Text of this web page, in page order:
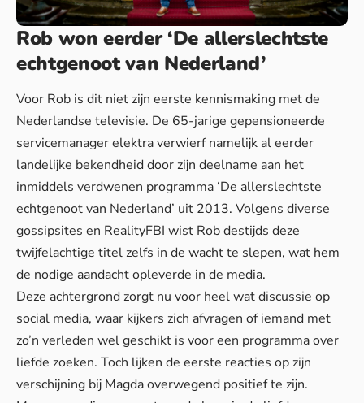
Rob won eerder ‘De allerslechtste
echtgenoot van Nederland’
Voor Rob is dit niet zijn eerste kennismaking met de
Nederlandse televisie. De 65-jarige gepensioneerde
servicemanager elektra verwierf namelijk al eerder
landelijke bekendheid door zijn deelname aan het
inmiddels verdwenen programma ‘De allerslechtste
echtgenoot van Nederland’ uit 2013. Volgens diverse
gossipsites en RealityFBI wist Rob destijds deze
twijfelachtige titel zelfs in de wacht te slepen, wat hem
de nodige aandacht opleverde in de media.
Deze achtergrond zorgt nu voor heel wat discussie op
social media, waar kijkers zich afvragen of iemand met
zo’n verleden wel geschikt is voor een programma over
liefde zoeken. Toch lijken de eerste reacties op zijn
verschijning bij Magda overwegend positief te zijn.